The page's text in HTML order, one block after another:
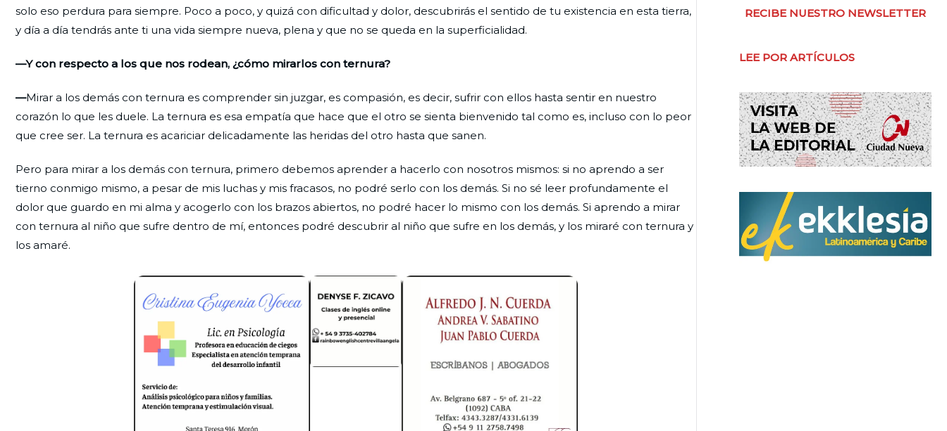
solo eso perdura para siempre. Poco a poco, y quizá con dificultad y dolor, descubrirás el sentido de tu existencia en esta tierra,
y día a día tendrás ante ti una vida siempre nueva, plena y que no se queda en la superficialidad.
—Y con respecto a los que nos rodean, ¿cómo mirarlos con ternura?
—Mirar a los demás con ternura es comprender sin juzgar, es compasión, es decir, sufrir con ellos hasta sentir en nuestro
corazón lo que les duele. La ternura es esa empatía que hace que el otro se sienta bienvenido tal como es, incluso con lo peor
que cree ser. La ternura es acariciar delicadamente las heridas del otro hasta que sanen.
Pero para mirar a los demás con ternura, primero debemos aprender a hacerlo con nosotros mismos: si no aprendo a ser
tierno conmigo mismo, a pesar de mis luchas y mis fracasos, no podré serlo con los demás. Si no sé leer profundamente el
dolor que guardo en mi alma y acogerlo con los brazos abiertos, no podré hacer lo mismo con los demás. Si aprendo a mirar
con ternura al niño que sufre dentro de mí, entonces podré descubrir al niño que sufre en los demás, y los miraré con ternura y
los amaré.
RECIBE NUESTRO NEWSLETTER
LEE POR ARTÍCULOS